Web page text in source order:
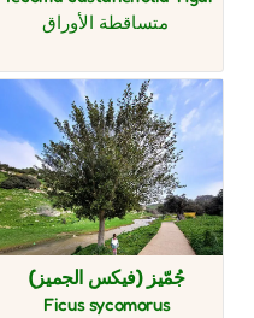
متساقطة الأوراق
جُمّيز (فيكس الجميز)
Ficus sycomorus